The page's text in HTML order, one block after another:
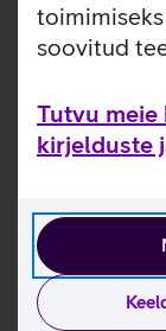
soovitud
Tutvu
kirjelduste